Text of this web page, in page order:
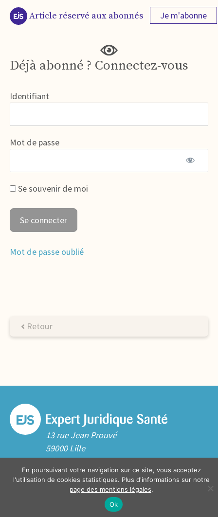
Article réservé aux abonnés Je m'abonne
Déjà abonné ? Connectez-vous
Identifiant
Mot de passe
Se souvenir de moi
Mot de passe oublié
Retour
13 rue Jean Prouvé
59000 Lille
Tél. 03 20 06 70 10
Contact
En poursuivant votre navigation sur ce site, vous acceptez
l'utilisation de cookies statistiques. Plus d'informations sur notre
page des mentions légales.
Ok